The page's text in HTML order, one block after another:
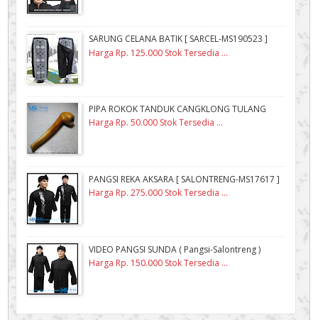
SARUNG CELANA BATIK [ SARCEL-MS190523 ]
Harga Rp. 125.000 Stok Tersedia ...
PIPA ROKOK TANDUK CANGKLONG TULANG
Harga Rp. 50.000 Stok Tersedia ...
PANGSI REKA AKSARA [ SALONTRENG-MS17617 ]
Harga Rp. 275.000 Stok Tersedia ...
VIDEO PANGSI SUNDA ( Pangsi-Salontreng )
Harga Rp. 150.000 Stok Tersedia ...